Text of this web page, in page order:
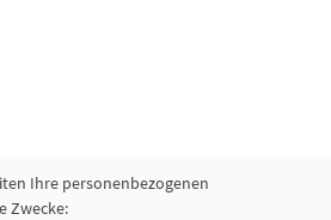
Ihre personenbezogenen
Zwecke: